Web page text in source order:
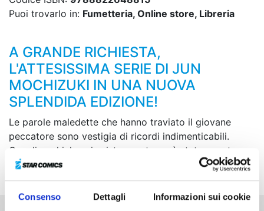
Consenso Dettagli Informazioni sui cookie
Puoi trovarlo in: Fumetteria, Online store, Libreria
A GRANDE RICHIESTA,
L'ATTESISSIMA SERIE DI JUN
MOCHIZUKI IN UNA NUOVA
SPLENDIDA EDIZIONE!
Le parole maledette che hanno traviato il giovane
peccatore sono vestigia di ricordi indimenticabili.
Quegli occhi, la cui esistenza stessa è stata negata,
rifiutano completamente la luce...